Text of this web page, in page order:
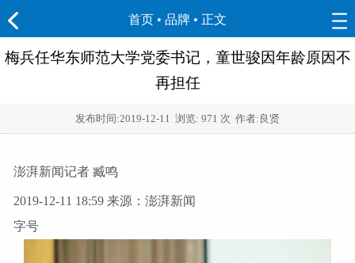
首页 • 品牌 • 正文
梅兵任华东师范大学党委书记，童世骏因年龄原因不
再担任
发布时间:2019-12-11 浏览: 971 次 作者:良贤
澎湃新闻记者 臧鸣
2019-12-11 18:59 来源：澎湃新闻
字号